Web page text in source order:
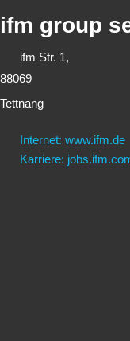
ifm group
ifm Str. 1,
88069
Tettnang
Internet: www.ifm.de
Karriere: